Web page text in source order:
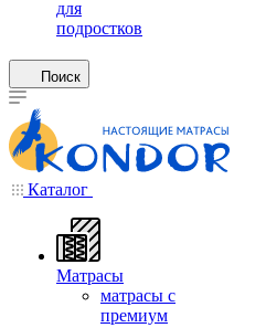
для
подростков
Поиск
Каталог
Матрасы
матрасы с
премиум